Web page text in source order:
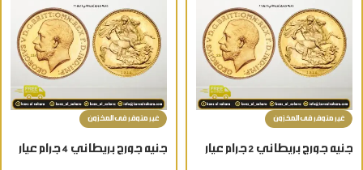
غير متوفر فى المخزون
جنيه جورج بريطاني 2 جرام عيار
غير متوفر فى المخزون
جنيه جورج بريطاني 4 جرام عيار